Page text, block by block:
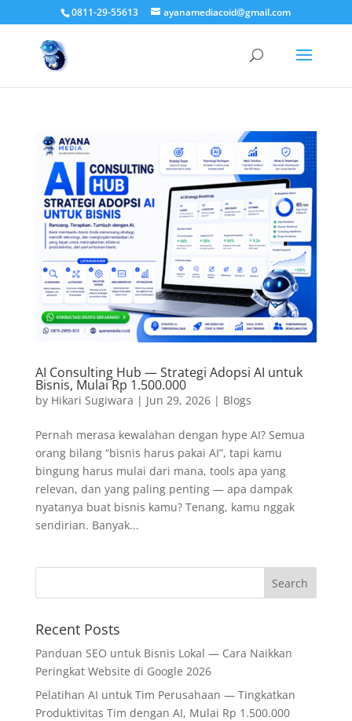
0811-29-55613 ayanamediacoid@gmail.com
AI Consulting Hub — Strategi Adopsi AI untuk
Bisnis, Mulai Rp 1.500.000
by Hikari Sugiwara | Jun 29, 2026| Blogs
Pernah merasa kewalahan dengan hype AI? Semua
orang bilang “bisnis harus pakai AI”, tapi kamu
bingung harus mulai dari mana, tools apa yang
relevan, dan yang paling penting — apa dampak
nyatanya buat bisnis kamu? Tenang, kamu nggak
sendirian. Banyak...
Recent Posts
Panduan SEO untuk Bisnis Lokal — Cara Naikkan
Peringkat Website di Google 2026
Pelatihan AI untuk Tim Perusahaan — Tingkatkan
Produktivitas Tim dengan AI, Mulai Rp 1.500.000